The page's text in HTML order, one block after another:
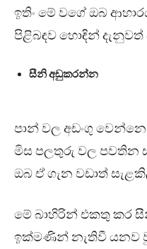
ඉතිං මේ වගේ ඔබ
පිළිබඳව හොඳින් දැනුවත්
සීනි අඩුකරන්න
පාන් වල අඩංගු
මිස පලතුරු වල පවතින
ඔබ ඒ ගැන වඩාත්
මේ බාහිරින් එකතු කර
ඉක්මණින් නැතිවී යනව